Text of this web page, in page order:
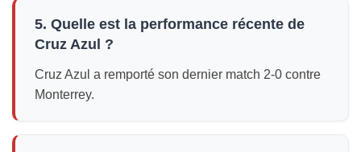
5. Quelle est la performance récente de
Cruz Azul ?
Cruz Azul a remporté son dernier match 2-0 contre
Monterrey.